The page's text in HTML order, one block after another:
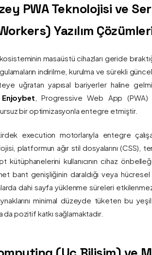
PWA Teknolojisi ve
Yazılım
masaüstü cihazları geride
indirilme, kurulma ve sürekli
uğratan yapısal bariyerler haline
Enjoybet , Progressive Web App (PWA)
bir optimizasyonla entegre etmiştir.
execution motorlarıyla entegre
platformun ağır stil dosyalarını (CSS),
kütüphanelerini kullanıcının cihaz
bant genişliğinin daraldığı veya
dahi sayfa yüklenme süreleri
minimal düzeyde tüketen bu yeşil
pozitif katkı sağlamaktadır.